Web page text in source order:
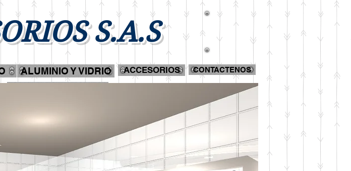
S.A.S
ALUMINIO Y VIDRIO ACCESORIOS CONTACTENOS